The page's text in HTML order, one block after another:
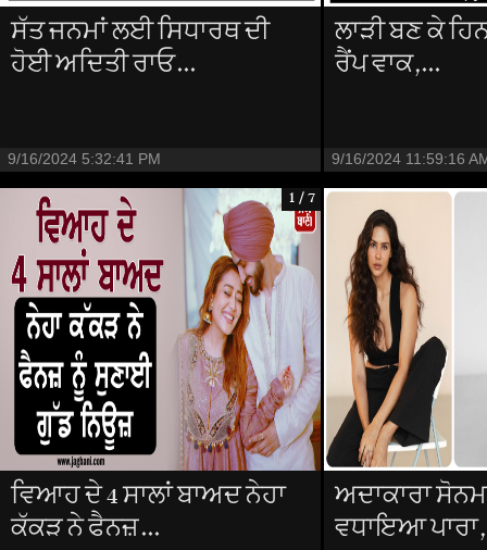
ਸੱਤ ਜਨਮਾਂ ਲਈ ਸਿਧਾਰਥ ਦੀ
ਹੋਈ ਅਦਿਤੀ ਰਾਓ...
9/16/2024 5:32:41 PM
ਲਾੜੀ ਬਣ ਕੇ
ਰੈਂਪ ਵਾਕ,...
9/16/2024 11:59:16
1 / 7
ਵਿਆਹ ਦੇ 4 ਸਾਲਾਂ ਬਾਅਦ ਨੇਹਾ
ਕੱਕੜ ਨੇ ਫੈਨਜ਼...
ਅਦਾਕਾਰਾ
ਵਧਾਇਆ